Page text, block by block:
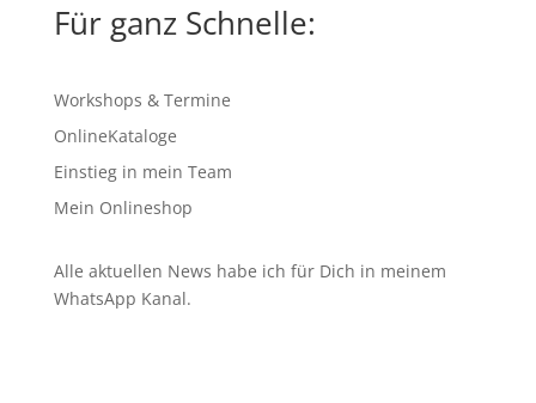
Für ganz Schnelle:
Workshops & Termine
OnlineKataloge
Einstieg in mein Team
Mein Onlineshop
Alle aktuellen News habe ich für Dich in meinem
WhatsApp Kanal.